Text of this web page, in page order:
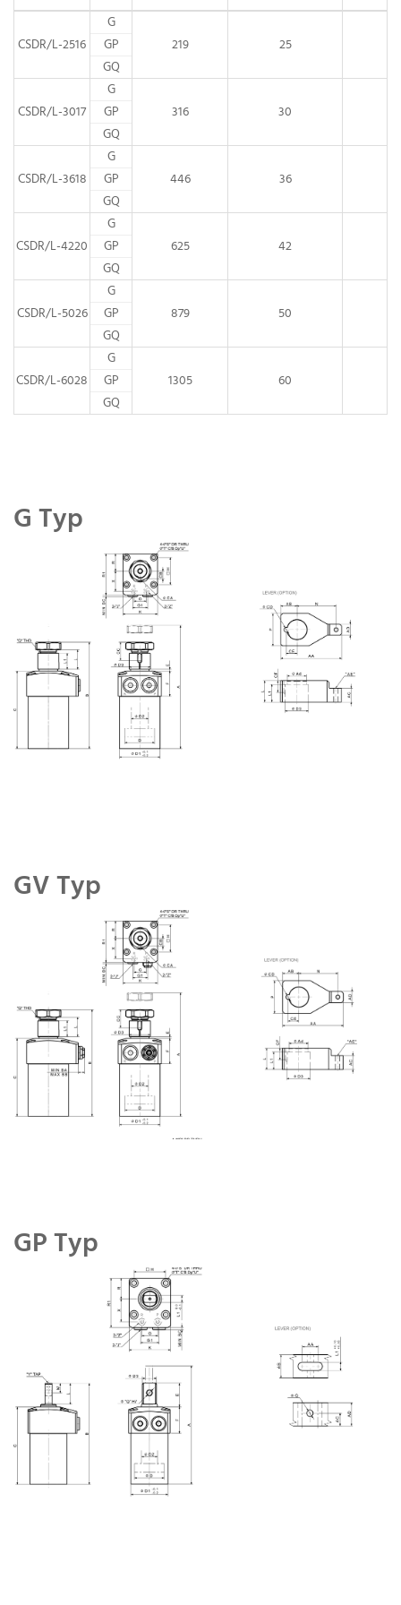
CSDR/L-2516
G
GP
GQ
219 25
CSDR/L-3017
G
GP
GQ
316 30
CSDR/L-3618
G
GP
GQ
446 36
CSDR/L-4220
G
GP
GQ
625 42
CSDR/L-5026
G
GP
GQ
879 50
CSDR/L-6028
G
GP
GQ
1305 60
G Typ
GV Typ
GP Typ